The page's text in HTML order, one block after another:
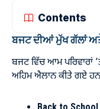
Contents
ਬਜਟ ਦੀਆਂ ਮੁੱਖ ਗੱਲਾਂ
ਬਜਟ ਵਿੱਚ ਆਮ
ਅਹਿਮ ਐਲਾਨ ਕੀਤੇ ਗਏ